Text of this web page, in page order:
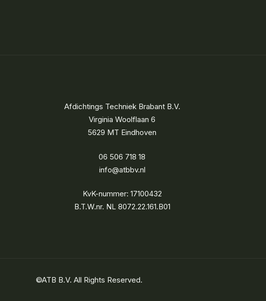
Afdichtings Techniek Brabant B.V.
Virginia Woolflaan 6
5629 MT Eindhoven
06 506 718 18
info@atbbv.nl
KvK-nummer: 17100432
B.T.W.nr. NL 8072.22.161.B01
©ATB B.V. All Rights Reserved.